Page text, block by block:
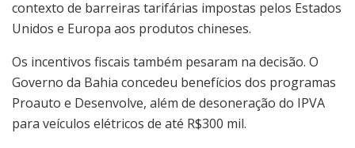
contexto de barreiras tarifárias impostas pelos Estados
Unidos e Europa aos produtos chineses.
Os incentivos fiscais também pesaram na decisão. O
Governo da Bahia concedeu benefícios dos programas
Proauto e Desenvolve, além de desoneração do IPVA
para veículos elétricos de até R$300 mil.